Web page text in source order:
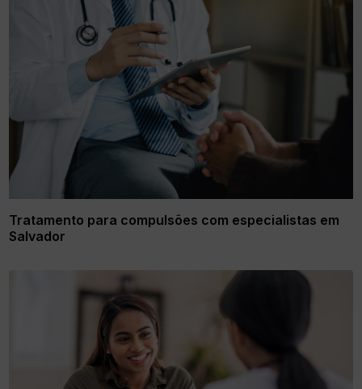
Tratamento para compulsões com especialistas em
Salvador